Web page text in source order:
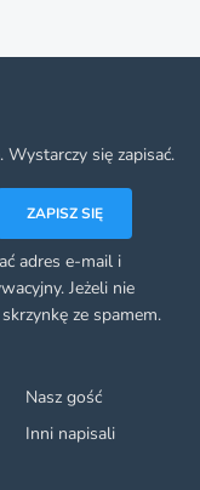
Nasz gość
Inni napisali
się zapisać.
ZAPISZ SIĘ
adres e-mail i
Jeżeli nie
ze spamem.